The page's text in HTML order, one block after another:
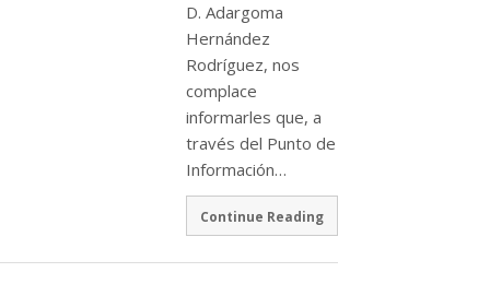
D. Adargoma
Hernández
Rodríguez, nos
complace
informarles que, a
través del Punto de
Información…
Continue Reading